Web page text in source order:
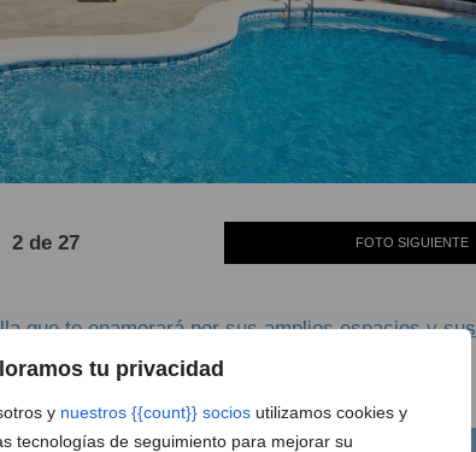
tu privacidad
y nuestros {{count}} socios utilizamos cookies y
tecnologías de seguimiento para mejorar su
2 de 27 FOTO SIGUIENTE
que te enamorará por sus amplios espacios y sus